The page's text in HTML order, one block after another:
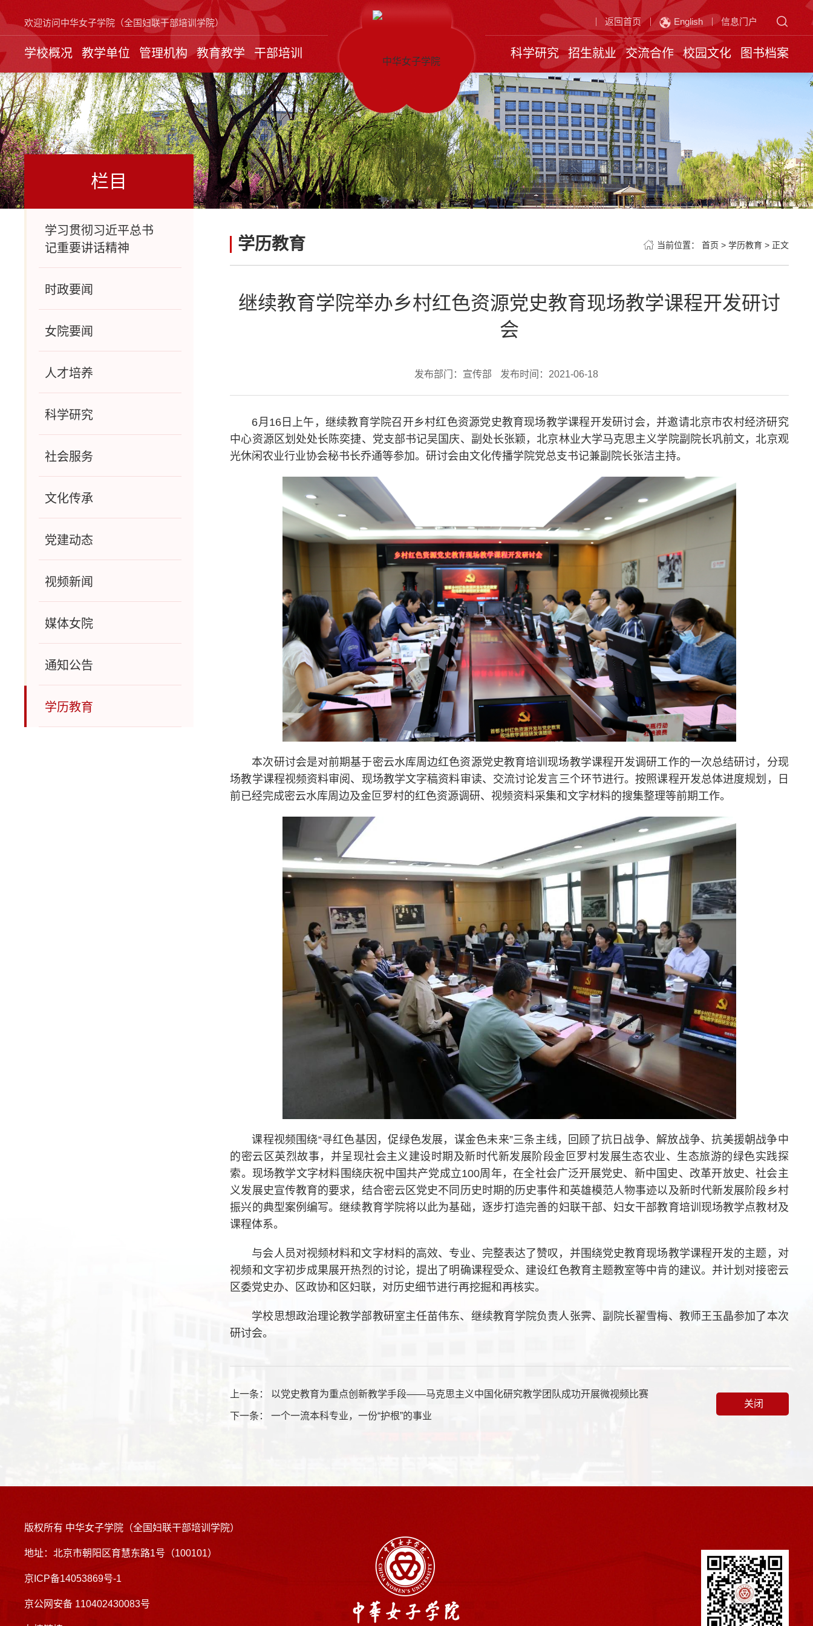
欢迎访问中华女子学院（全国妇联干部培训学院） 返回首页 English 信息门户
学校概况 教学单位 管理机构 教育教学 干部培训 科学研究 招生就业 交流合作 校园文化 图书档案
栏目
学习贯彻习近平总书
记重要讲话精神
时政要闻
女院要闻
人才培养
科学研究
社会服务
文化传承
党建动态
视频新闻
媒体女院
通知公告
学历教育
学历教育 当前位置： 首页 > 学历教育> 正文
继续教育学院举办乡村红色资源党史教育现场教学课程开发研讨
会
发布部门：宣传部 发布时间：2021-06-18
6月16日上午，继续教育学院召开乡村红色资源党史教育现场教学课程开发研讨会，并邀请北京市农村经济研究
中心资源区划处处长陈奕捷、党支部书记吴国庆、副处长张颖，北京林业大学马克思主义学院副院长巩前文，北京观
光休闲农业行业协会秘书长乔通等参加。研讨会由文化传播学院党总支书记兼副院长张洁主持。
本次研讨会是对前期基于密云水库周边红色资源党史教育培训现场教学课程开发调研工作的一次总结研讨，分现
场教学课程视频资料审阅、现场教学文字稿资料审读、交流讨论发言三个环节进行。按照课程开发总体进度规划，日
前已经完成密云水库周边及金叵罗村的红色资源调研、视频资料采集和文字材料的搜集整理等前期工作。
课程视频围绕“寻红色基因，促绿色发展，谋金色未来”三条主线，回顾了抗日战争、解放战争、抗美援朝战争中
的密云区英烈故事，并呈现社会主义建设时期及新时代新发展阶段金叵罗村发展生态农业、生态旅游的绿色实践探
索。现场教学文字材料围绕庆祝中国共产党成立100周年，在全社会广泛开展党史、新中国史、改革开放史、社会主
义发展史宣传教育的要求，结合密云区党史不同历史时期的历史事件和英雄模范人物事迹以及新时代新发展阶段乡村
振兴的典型案例编写。继续教育学院将以此为基础，逐步打造完善的妇联干部、妇女干部教育培训现场教学点教材及
课程体系。
与会人员对视频材料和文字材料的高效、专业、完整表达了赞叹，并围绕党史教育现场教学课程开发的主题，对
视频和文字初步成果展开热烈的讨论，提出了明确课程受众、建设红色教育主题教室等中肯的建议。并计划对接密云
区委党史办、区政协和区妇联，对历史细节进行再挖掘和再核实。
学校思想政治理论教学部教研室主任苗伟东、继续教育学院负责人张霁、副院长翟雪梅、教师王玉晶参加了本次
研讨会。
上一条： 以党史教育为重点创新教学手段——马克思主义中国化研究教学团队成功开展微视频比赛
下一条：一个一流本科专业，一份“护根”的事业
关闭
版权所有 中华女子学院（全国妇联干部培训学院）
地址：北京市朝阳区育慧东路1号（100101）
京ICP备14053869号-1
京公网安备 110402430083号